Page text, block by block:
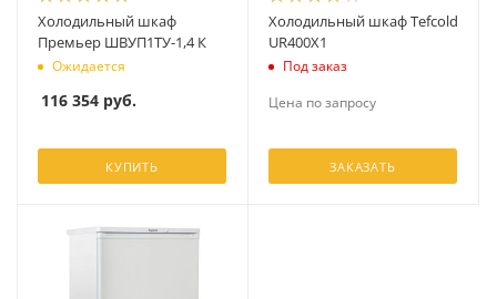
Холодильный шкаф
Премьер ШВУП1ТУ-1,4 К
Ожидается
116 354 руб.
КУПИТЬ
Холодильный шкаф Tefcold
UR400X1
Под заказ
Цена по запросу
ЗАКАЗАТЬ